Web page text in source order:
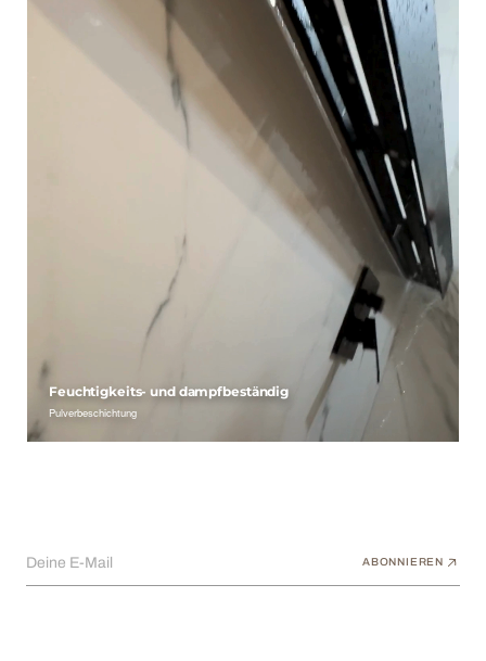
Feuchtigkeits- und dampfbeständig
Pulverbeschichtung
Deine E-Mail ABONNIEREN